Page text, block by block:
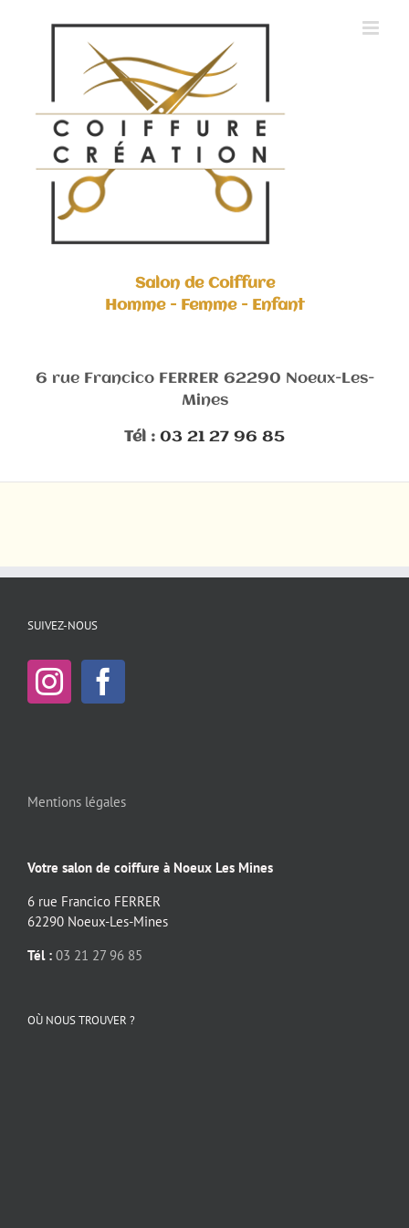
Salon de Coiffure
Homme - Femme - Enfant
6 rue Francico FERRER 62290 Noeux-Les-
Mines
Tél : 03 21 27 96 85
SUIVEZ-NOUS
Mentions légales
Votre salon de coiffure à Noeux Les Mines
6 rue Francico FERRER
62290 Noeux-Les-Mines
Tél : 03 21 27 96 85
OÙ NOUS TROUVER ?